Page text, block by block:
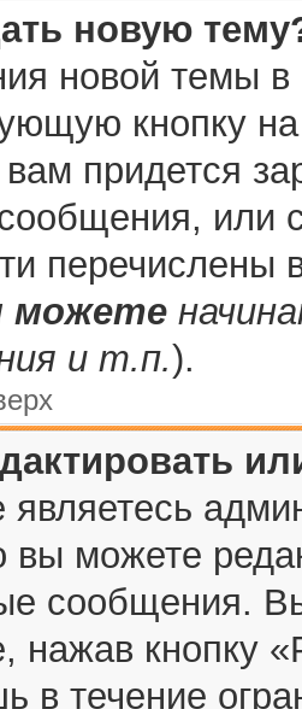
новую
новой темы
кнопку
придется
или
перечислены
можете
и т.п.).
можете
сообщения.
нажав кнопку
в течение